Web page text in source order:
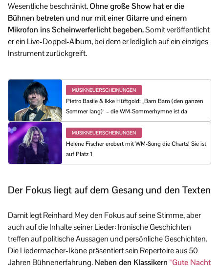
Wesentliche beschränkt.Ohne große Show hat er die
Bühnen betreten und nur mit einer Gitarre und einem
Mikrofon ins Scheinwerferlicht begeben.Somit veröffentlicht
er ein Live-Doppel-Album, bei dem er lediglich auf ein einziges
Instrument zurückgreift.
MUSIKNEUERSCHEINUNGEN
Pietro Basile & Ikke Hüftgold: „Bam Bam (den ganzen
Sommer lang)“ – die WM-Sommerhymne ist da
MUSIKNEUERSCHEINUNGEN
Helene Fischer erobert mit WM-Song die Charts! Sie ist
auf Platz 1
Der Fokus liegt auf dem Gesang und den Texten
Damit legt Reinhard Mey den Fokus auf seine Stimme, aber
auch auf die Inhalte seiner Lieder: Ironische Geschichten
treffen auf politische Aussagen und persönliche Geschichten.
Die Liedermacher-Ikone präsentiert sein Repertoire aus 50
Jahren Bühnenerfahrung.Neben den Klassikern “Gute Nacht